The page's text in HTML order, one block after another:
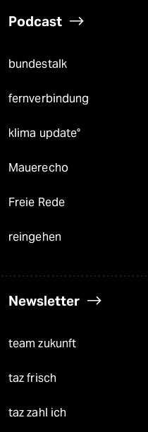
Podcast
bundestalk
fernverbindung
klima update°
Mauerecho
Freie Rede
reingehen
Newsletter
team zukunft
taz frisch
taz zahl ich